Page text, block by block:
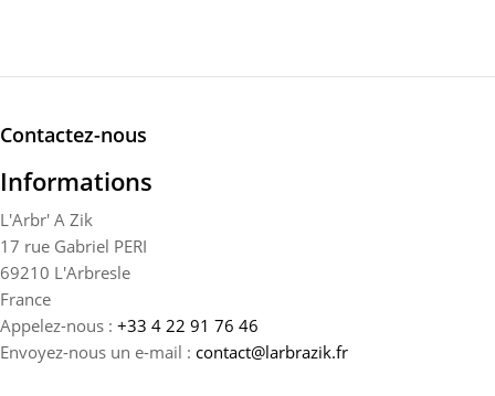
Contactez-nous
Informations
L'Arbr' A Zik
17 rue Gabriel PERI
69210 L'Arbresle
France
Appelez-nous : +33 4 22 91 76 46
Envoyez-nous un e-mail : contact@larbrazik.fr